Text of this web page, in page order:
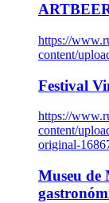
https://
content/
Festival
https://
content/
original-
Museu de